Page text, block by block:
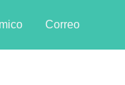
Correo